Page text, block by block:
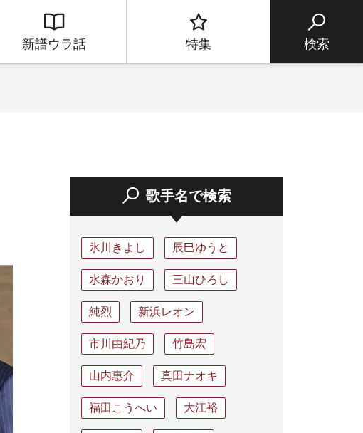
新譜ウラ話 特集 検索
歌手名で検索
氷川きよし 辰巳ゆうと
水森かおり 三山ひろし
純烈 新浜レオン
市川由紀乃 竹島宏
山内惠介 真田ナオキ
福田こうへい 大江裕